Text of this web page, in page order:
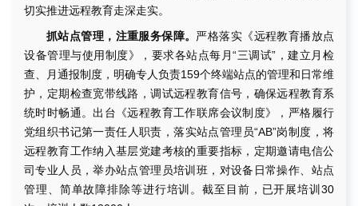
切实推进远程教育走深走实。
抓站点管理，注重服务保障。 严格落实《远程教育播放点
设备管理与使用制度》，要求各站点每月“三调试”，建立月检
查、月通报制度，明确专人负责159个终端站点的管理和日常维
护，定期检查宽带线路，调试远程教育信号，确保远程教育系
统时时畅通。出台《远程教育工作联席会议制度》，严格履行
党组织书记第一责任人职责，落实站点管理员“AB”岗制度，将
远程教育工作纳入基层党建考核的重要指标，定期邀请电信公
司专业人员，举办站点管理员培训班，对设备日常操作、站点
管理、简单故障排除等进行培训。截至目前，已开展培训30